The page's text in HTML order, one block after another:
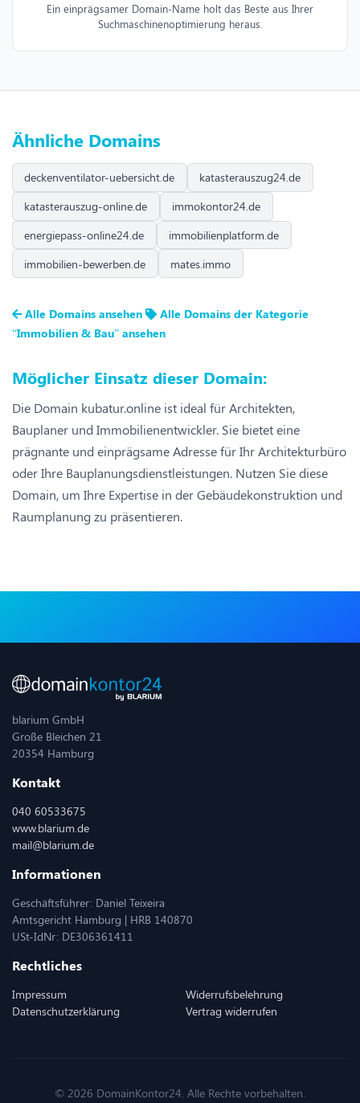
Ein einprägsamer Domain-Name holt das Beste aus Ihrer
Suchmaschinenoptimierung heraus.
Ähnliche Domains
deckenventilator-uebersicht.de
katasterauszug24.de
katasterauszug-online.de
immokontor24.de
energiepass-online24.de
immobilienplatform.de
immobilien-bewerben.de
mates.immo
Alle Domains ansehen
Alle Domains der Kategorie
“Immobilien & Bau” ansehen
Möglicher Einsatz dieser Domain:
Die Domain kubatur.online ist ideal für Architekten,
Bauplaner und Immobilienentwickler. Sie bietet eine
prägnante und einprägsame Adresse für Ihr Architekturbüro
oder Ihre Bauplanungsdienstleistungen. Nutzen Sie diese
Domain, um Ihre Expertise in der Gebäudekonstruktion und
Raumplanung zu präsentieren.
blarium GmbH
Große Bleichen 21
20354 Hamburg
Kontakt
040 60533675
www.blarium.de
mail@blarium.de
Informationen
Geschäftsführer: Daniel Teixeira
Amtsgericht Hamburg | HRB 140870
USt-IdNr: DE306361411
Rechtliches
Impressum
Datenschutzerklärung
Widerrufsbelehrung
Vertrag widerrufen
© 2026 DomainKontor24. Alle Rechte vorbehalten.